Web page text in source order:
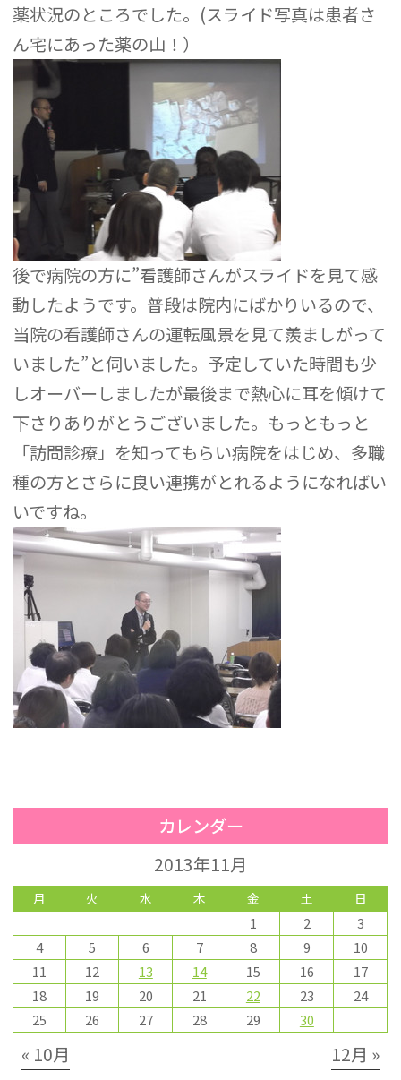
薬状況のところでした。(スライド写真は患者さ
ん宅にあった薬の山！）
後で病院の方に”看護師さんがスライドを見て感
動したようです。普段は院内にばかりいるので、
当院の看護師さんの運転風景を見て羨ましがって
いました”と伺いました。予定していた時間も少
しオーバーしましたが最後まで熱心に耳を傾けて
下さりありがとうございました。もっともっと
「訪問診療」を知ってもらい病院をはじめ、多職
種の方とさらに良い連携がとれるようになればい
いですね。
カレンダー
2013年11月
月 火 水 木 金 土 日
1 2
3
4
5 6 7 8 9
10
11
12 13 14 15 16
17
18
19 20 21 22 23
24
25
26 27 28 29 30
« 10月 12月 »